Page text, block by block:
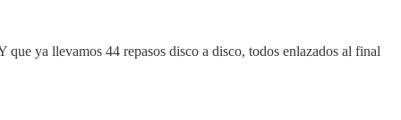
que ya llevamos 44 repasos disco a disco, todos enlazados al final